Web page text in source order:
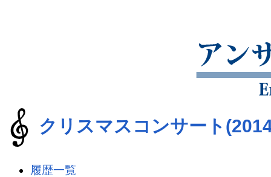
クリスマスコンサート
履歴一覧